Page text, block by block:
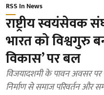
RSS In News
राष्ट्रीय स्वयंसेवक
भारत को विश्वगुरु
विकास’ पर बल
विजयादशमी के पावन अवसर
निर्माण से समाज परिवर्तन और